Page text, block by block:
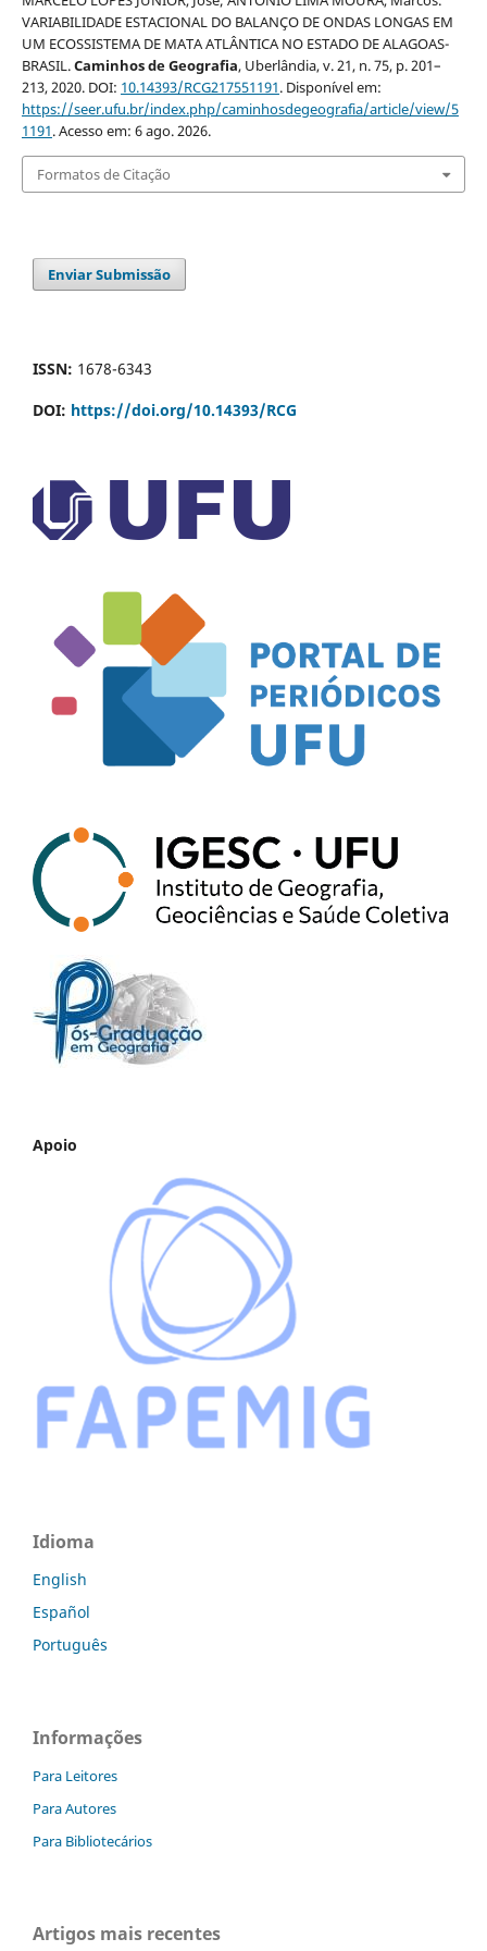
VARIABILIDADE ESTACIONAL DO BALANÇO DE ONDAS LONGAS EM
UM ECOSSISTEMA DE MATA ATLÂNTICA NO ESTADO DE ALAGOAS-
BRASIL.Caminhos de Geografia, Uberlândia, v. 21, n. 75, p. 201–
213, 2020. DOI: 10.14393/RCG217551191. Disponível em:
https://seer.ufu.br/index.php/caminhosdegeografia/article/view/5
1191. Acesso em: 6 ago. 2026.
Formatos de Citação
Enviar Submissão
ISSN: 1678-6343
DOI: https://doi.org/10.14393/RCG
Apoio
Idioma
English
Español
Português
Informações
Para Leitores
Para Autores
Para Bibliotecários
Artigos mais recentes